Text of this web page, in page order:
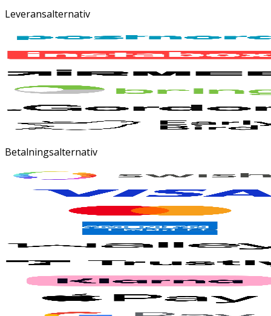
Leveransalternativ
Betalningsalternativ